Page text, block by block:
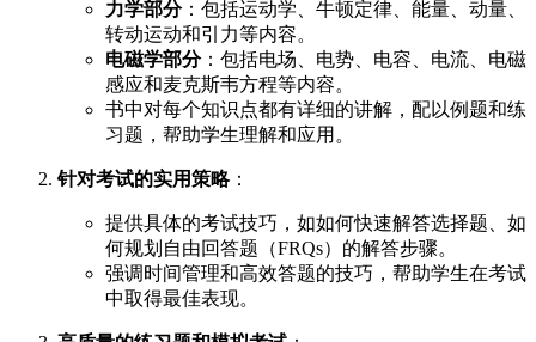
力学部分：包括运动学、牛顿定律、能量、动量、
转动运动和引力等内容。
电磁学部分：包括电场、电势、电容、电流、电磁
感应和麦克斯韦方程等内容。
书中对每个知识点都有详细的讲解，配以例题和练
习题，帮助学生理解和应用。
针对考试的实用策略：
提供具体的考试技巧，如如何快速解答选择题、如
何规划自由回答题（FRQs）的解答步骤。
强调时间管理和高效答题的技巧，帮助学生在考试
中取得最佳表现。